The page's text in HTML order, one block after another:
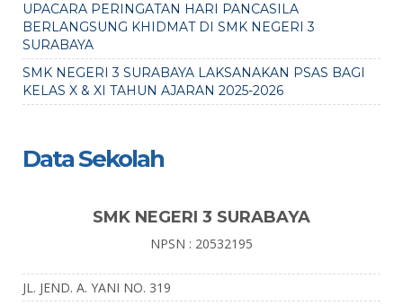
UPACARA PERINGATAN HARI PANCASILA
BERLANGSUNG KHIDMAT DI SMK NEGERI 3
SURABAYA
SMK NEGERI 3 SURABAYA LAKSANAKAN PSAS BAGI
KELAS X & XI TAHUN AJARAN 2025-2026
Data Sekolah
SMK NEGERI 3 SURABAYA
NPSN : 20532195
JL. JEND. A. YANI NO. 319